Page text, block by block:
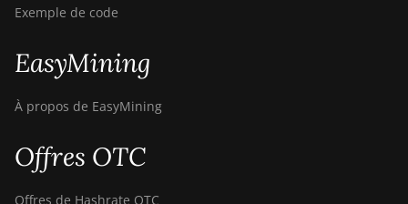
BITMAIN AntMiner
BITMAIN AntMiner
BITMAIN AntMiner
BITMAIN AntMiner
Exemple de code
EasyMining
À propos de EasyMining
Offres OTC
Offres de Hashrate OTC